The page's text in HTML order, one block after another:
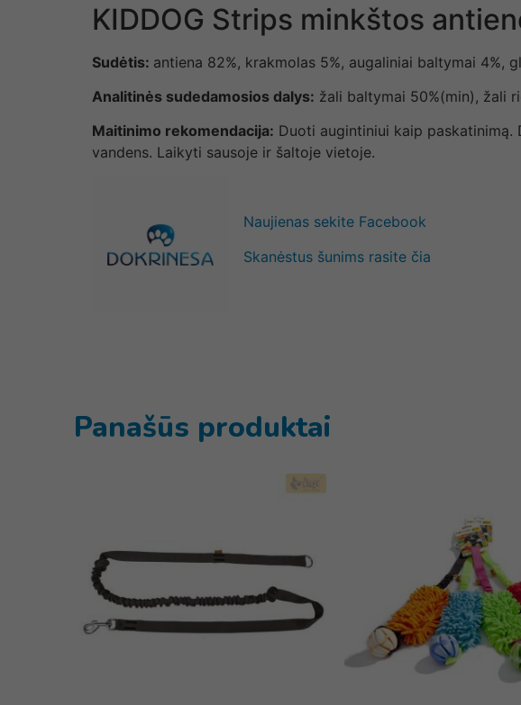
KIDDOG Strips minkštos
Sudėtis: antiena 82%, krakmolas 5%, augaliniai baltymai 4%,
Analitinės sudedamosios dalys: žali baltymai 50%(min), žali
Maitinimo rekomendacija: Duoti augintiniui kaip
vandens. Laikyti sausoje ir šaltoje vietoje.
Naujienas sekite Facebook
Skanėstus šunims rasite čia
Panašūs produktai